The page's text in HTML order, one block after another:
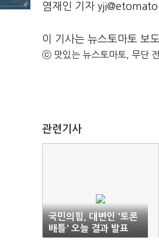
염재인 기자
이 기사는 뉴스토마토 보
ⓒ 맛있는 뉴스토마토, 무단
관련기사
국민의힘, 대변인 '토론
배틀' 오늘 결과 발표